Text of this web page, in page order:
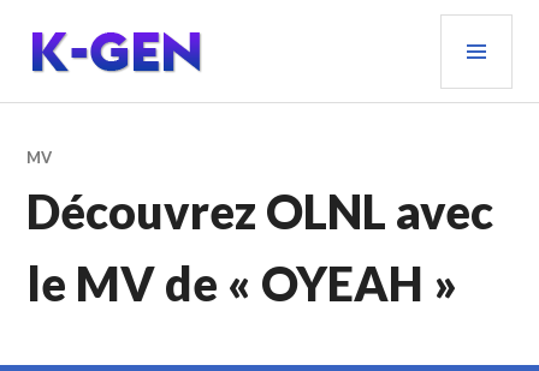
contenu
principal
K-GEN
MV
Découvrez OLNL avec
le MV de « OYEAH »